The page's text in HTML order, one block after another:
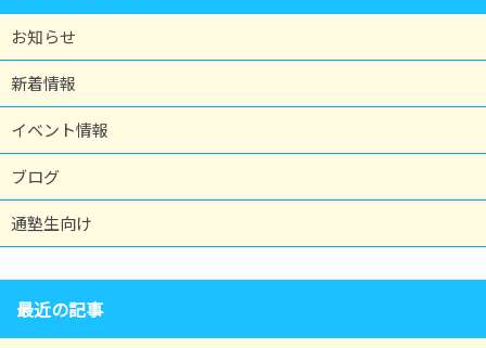
お知らせ
新着情報
イベント情報
ブログ
通塾生向け
最近の記事